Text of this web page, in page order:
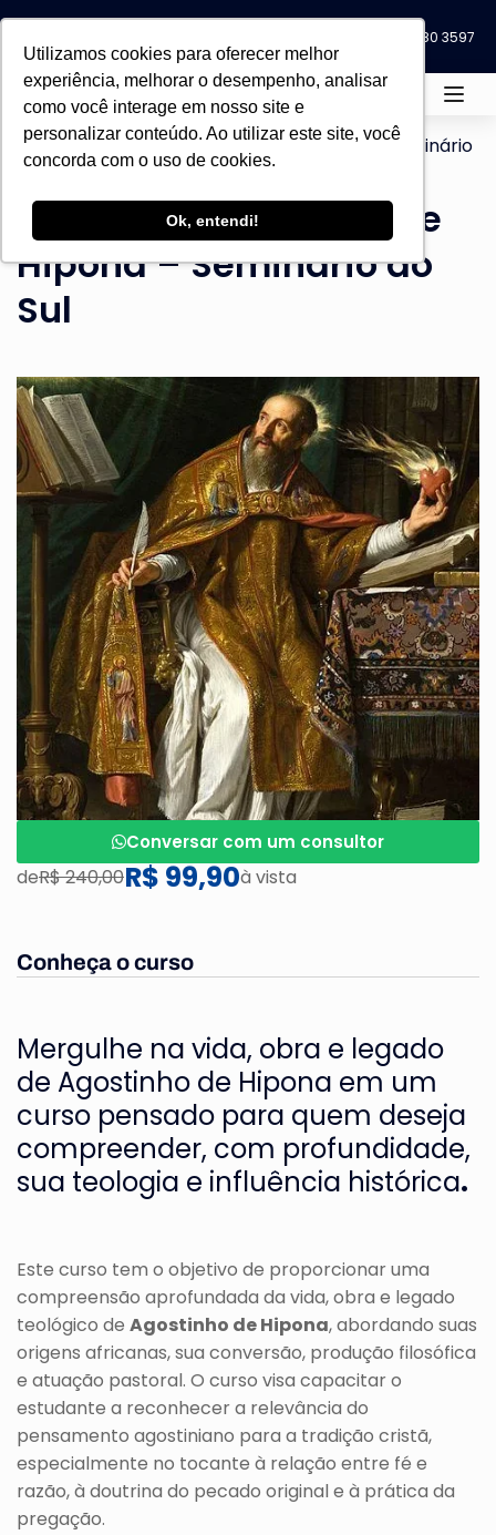
Utilizamos cookies para oferecer melhor
experiência, melhorar o desempenho, analisar
como você interage em nosso site e
personalizar conteúdo. Ao utilizar este site, você
concorda com o uso de cookies.
Ok, entendi!
0800 580 3597
Home Todos os cursos LIVRES
Seminário
do Sul
A Vida de Agostinho de
Hipona – Seminário do
Sul
Conversar com um consultor
deR$ 240,00R$ 99,90à vista
Conheça o curso
Mergulhe na vida, obra e legado
de Agostinho de Hipona em um
curso pensado para quem deseja
compreender, com profundidade,
sua teologia e influência histórica.
Este curso tem o objetivo de proporcionar uma
compreensão aprofundada da vida, obra e legado
teológico de Agostinho de Hipona, abordando suas
origens africanas, sua conversão, produção filosófica
e atuação pastoral. O curso visa capacitar o
estudante a reconhecer a relevância do
pensamento agostiniano para a tradição cristã,
especialmente no tocante à relação entre fé e
razão, à doutrina do pecado original e à prática da
pregação.